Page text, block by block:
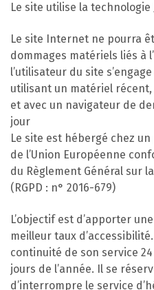
Le site utilise la technologie
Le site Internet ne pourra
dommages matériels liés à
l’utilisateur du site
utilisant un matériel
et avec un navigateur de
jour
Le site est hébergé chez
de l’Union Européenne
du Règlement Général sur
(RGPD : n° 2016-679)
L’objectif est d’apporter
meilleur taux
continuité de son service
jours de l’année. Il se
d’interrompre le service